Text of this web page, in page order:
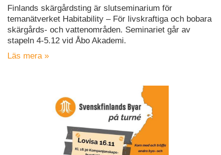
Finlands skärgårdsting är slutseminarium för
temanätverket Habitability – För livskraftiga och bobara
skärgårds- och vattenområden. Seminariet går av
stapeln 4-5.12 vid Åbo Akademi.
Läs mera »